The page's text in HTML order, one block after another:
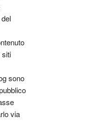
siti
sono
via